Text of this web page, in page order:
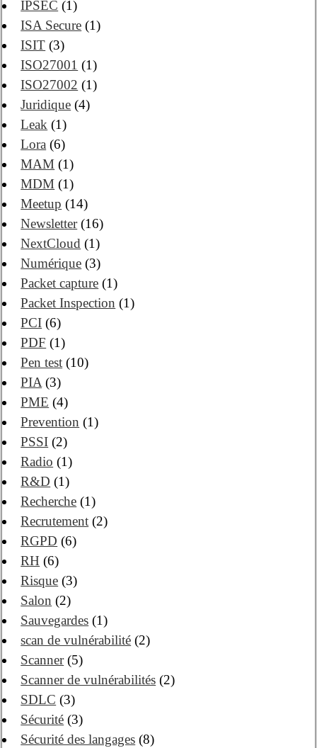
IPSEC (1)
ISA Secure (1)
ISIT (3)
ISO27001 (1)
ISO27002 (1)
Juridique (4)
Leak (1)
Lora (6)
MAM (1)
MDM (1)
Meetup (14)
Newsletter(16)
NextCloud (1)
Numérique (3)
Packet capture (1)
Packet Inspection (1)
PCI (6)
PDF (1)
Pen test (10)
PIA(3)
PME (4)
Prevention (1)
PSSI (2)
Radio (1)
R&D (1)
Recherche (1)
Recrutement (2)
RGPD (6)
RH (6)
Risque (3)
Salon (2)
Sauvegardes (1)
scan de vulnérabilité (2)
Scanner(5)
Scanner de vulnérabilités (2)
SDLC (3)
Sécurité (3)
Sécurité des langages (8)